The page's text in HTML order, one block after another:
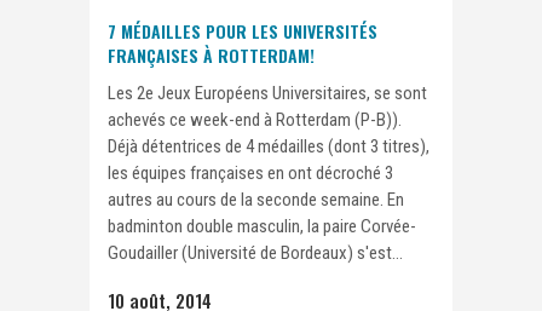
7 MÉDAILLES POUR LES UNIVERSITÉS
FRANÇAISES À ROTTERDAM!
Les 2e Jeux Européens Universitaires, se sont
achevés ce week-end à Rotterdam (P-B)).
Déjà détentrices de 4 médailles (dont 3 titres),
les équipes françaises en ont décroché 3
autres au cours de la seconde semaine. En
badminton double masculin, la paire Corvée-
Goudailler (Université de Bordeaux) s'est...
10 août, 2014